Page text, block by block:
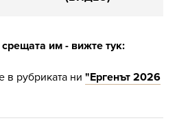
им - вижте тук:
в рубриката ни "Ергенът 2026